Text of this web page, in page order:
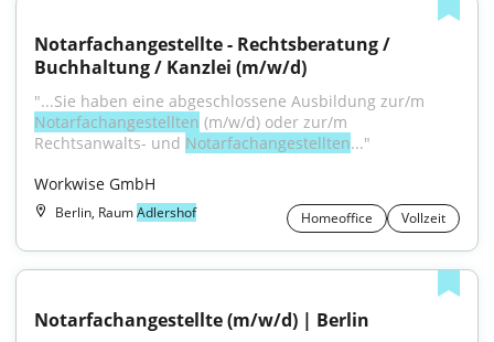
Notarfachangestellte - Rechtsberatung /
Buchhaltung / Kanzlei (m/w/d)
Notarfachangestellten (m/w/d) oder zur/m
Rechtsanwalts- und Notarfachangestellten..."
Workwise GmbH
Berlin, RaumAdlershof Homeoffice Vollzeit
Notarfachangestellte (m/w/d) | Berlin